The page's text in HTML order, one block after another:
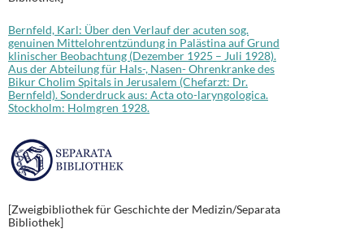
Bernfeld, Karl: Über den Verlauf der acuten sog.
genuinen Mittelohrentzündung in Palästina auf Grund
klinischer Beobachtung (Dezember 1925 – Juli 1928).
Aus der Abteilung für Hals-, Nasen- Ohrenkranke des
Bikur Cholim Spitals in Jerusalem (Chefarzt: Dr.
Bernfeld). Sonderdruck aus: Acta oto-laryngologica.
Stockholm: Holmgren 1928.
[Zweigbibliothek für Geschichte der Medizin/Separata
Bibliothek]